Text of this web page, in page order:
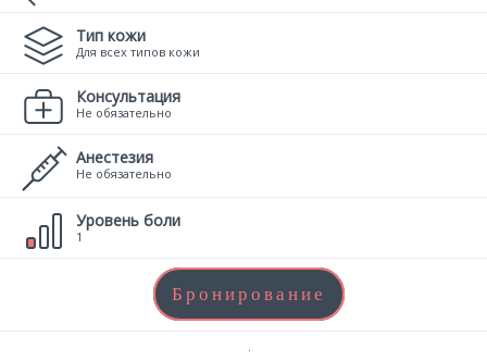
Тип кожи
Для всех типов кожи
Консультация
Не обязательно
Анестезия
Не обязательно
Уровень боли
1
Бронирование
.